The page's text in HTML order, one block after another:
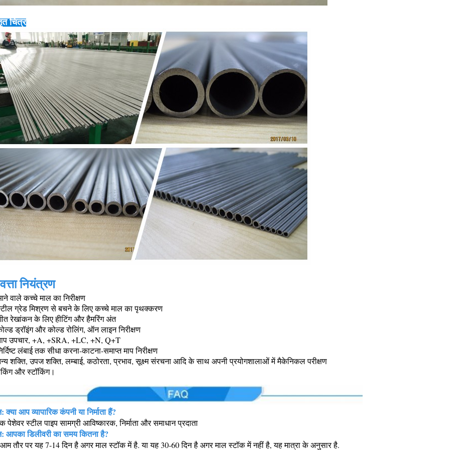
चित्र
नियंत्रण
वाले कच्चे माल का निरीक्षण
ग्रेड मिश्रण से बचने के लिए कच्चे माल का पृथक्करण
रेखांकन के लिए हीटिंग और हैमरिंग अंत
ड्रॉइंग और कोल्ड रोलिंग, ऑन लाइन निरीक्षण
उपचार, +A, +SRA, +LC, +N, Q+T
लंबाई तक सीधा करना-काटना-समाप्त माप निरीक्षण
शक्ति, उपज शक्ति, लम्बाई, कठोरता, प्रभाव, सूक्ष्म संरचना आदि के साथ अपनी प्रयोगशालाओं में मैकेनिकल परीक्षण
और स्टॉकिंग।
क्या आप व्यापारिक कंपनी या निर्माता हैं?
पेशेवर स्टील पाइप सामग्री आविष्कारक, निर्माता और समाधान प्रदाता
आपका डिलीवरी का समय कितना है?
तौर पर यह 7-14 दिन है अगर माल स्टॉक में है. या यह 30-60 दिन है अगर माल स्टॉक में नहीं है, यह मात्रा के अनुसार है.